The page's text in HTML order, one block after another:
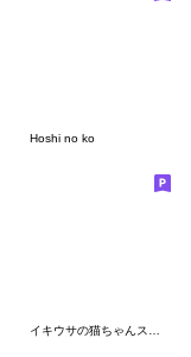
Hoshi no ko